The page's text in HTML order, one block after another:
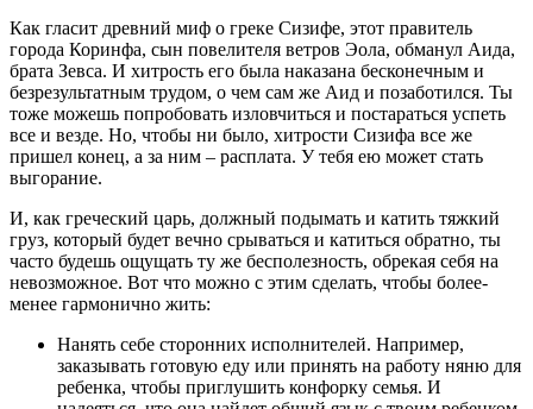
Как гласит древний миф о греке Сизифе, этот правитель
города Коринфа, сын повелителя ветров Эола, обманул Аида,
брата Зевса. И хитрость его была наказана бесконечным и
безрезультатным трудом, о чем сам же Аид и позаботился. Ты
тоже можешь попробовать изловчиться и постараться успеть
все и везде. Но, чтобы ни было, хитрости Сизифа все же
пришел конец, а за ним – расплата. У тебя ею может стать
выгорание.
И, как греческий царь, должный подымать и катить тяжкий
груз, который будет вечно срываться и катиться обратно, ты
часто будешь ощущать ту же бесполезность, обрекая себя на
невозможное. Вот что можно с этим сделать, чтобы более-
менее гармонично жить:
Нанять себе сторонних исполнителей. Например,
заказывать готовую еду или принять на работу няню для
ребенка, чтобы приглушить конфорку семья. И